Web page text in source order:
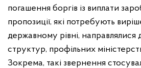
погашення боргів із виплати
пропозиції, які потребують
державному рівні, направлялися
структур, профільних
Зокрема, такі звернення